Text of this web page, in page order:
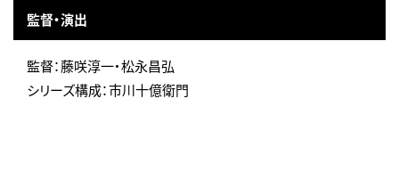
監督・演出
監督：藤咲淳一・松永昌弘
シリーズ構成：市川十億衛門